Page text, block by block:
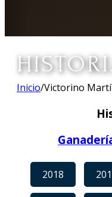
Inicio/Victorino
2018